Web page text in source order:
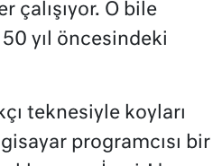
çalışıyor. O bile
yıl öncesindeki
teknesiyle koyları
programcısı bir